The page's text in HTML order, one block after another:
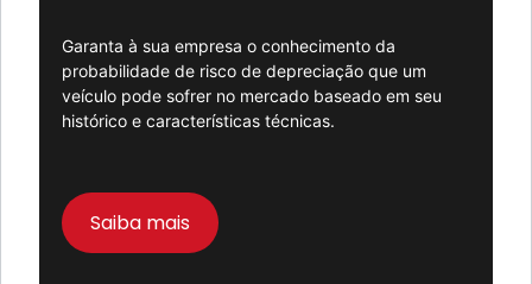
Garanta à sua empresa o conhecimento da
probabilidade de risco de depreciação que um
veículo pode sofrer no mercado baseado em seu
histórico e características técnicas.
Saiba mais